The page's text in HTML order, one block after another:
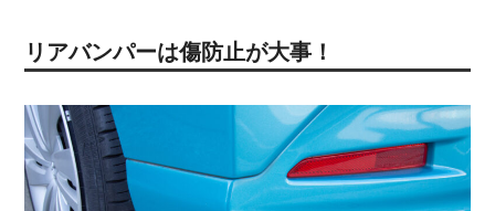
リアバンパーは傷防止が大事！